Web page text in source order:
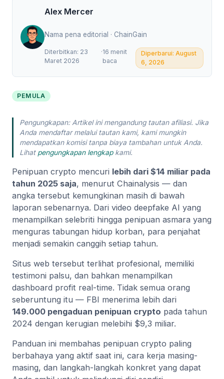
Alex Mercer
Nama pena editorial · ChainGain
Diterbitkan: 23
Maret 2026
·16 menit
baca
Diperbarui: August
6, 2026
PEMULA
Pengungkapan: Artikel ini mengandung tautan afiliasi. Jika
Anda mendaftar melalui tautan kami, kami mungkin
mendapatkan komisi tanpa biaya tambahan untuk Anda.
Lihat pengungkapan lengkapkami.
Penipuan crypto mencuri lebih dari $14 miliar pada
tahun 2025 saja, menurut Chainalysis — dan
angka tersebut kemungkinan masih di bawah
laporan sebenarnya. Dari video deepfake AI yang
menampilkan selebriti hingga penipuan asmara yang
menguras tabungan hidup korban, para penjahat
menjadi semakin canggih setiap tahun.
Situs web tersebut terlihat profesional, memiliki
testimoni palsu, dan bahkan menampilkan
dashboard profit real-time. Tidak semua orang
seberuntung itu — FBI menerima lebih dari
149.000 pengaduan penipuan crypto pada tahun
2024 dengan kerugian melebihi $9,3 miliar.
Panduan ini membahas penipuan crypto paling
berbahaya yang aktif saat ini, cara kerja masing-
masing, dan langkah-langkah konkret yang dapat